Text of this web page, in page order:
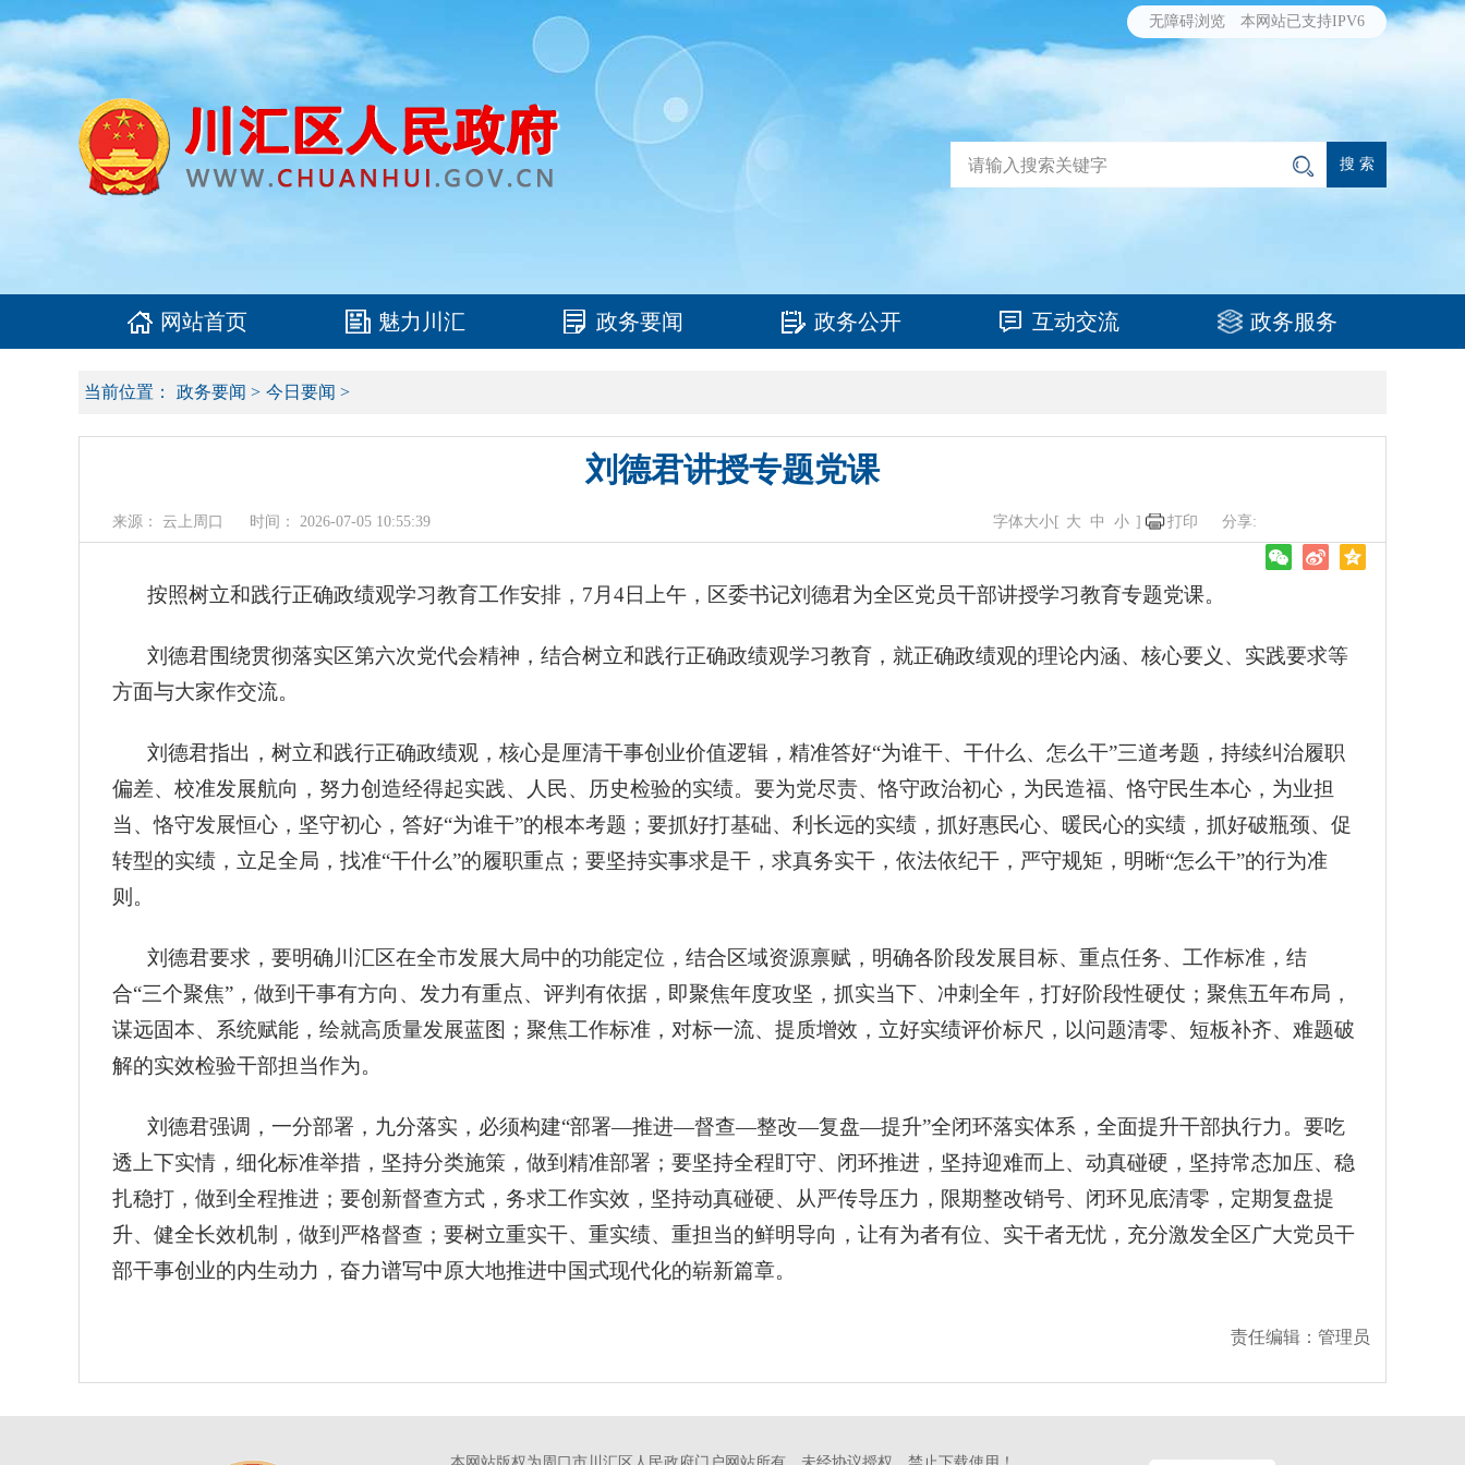
无障碍浏览 本网站已支持IPV6
网站首页 魅力川汇 政务要闻 政务公开 互动交流 政务服务
当前位置： 政务要闻 > 今日要闻 >
刘德君讲授专题党课
来源： 云上周口 时间： 2026-07-05 10:55:39 字体大小[ 大 中 小 ] 打印
按照树立和践行正确政绩观学习教育工作安排，7月4日上午，区委书记刘德君为全区党员干部讲授学习教育专题党课。
刘德君围绕贯彻落实区第六次党代会精神，结合树立和践行正确政绩观学习教育，就正确政绩观的理论内涵、核心要义、实践要求等
方面与大家作交流。
刘德君指出，树立和践行正确政绩观，核心是厘清干事创业价值逻辑，精准答好“为谁干、干什么、怎么干”三道考题，持续纠治履职
偏差、校准发展航向，努力创造经得起实践、人民、历史检验的实绩。要为党尽责、恪守政治初心，为民造福、恪守民生本心，为业担
当、恪守发展恒心，坚守初心，答好“为谁干”的根本考题；要抓好打基础、利长远的实绩，抓好惠民心、暖民心的实绩，抓好破瓶颈、促
转型的实绩，立足全局，找准“干什么”的履职重点；要坚持实事求是干，求真务实干，依法依纪干，严守规矩，明晰“怎么干”的行为准
则。
刘德君要求，要明确川汇区在全市发展大局中的功能定位，结合区域资源禀赋，明确各阶段发展目标、重点任务、工作标准，结
合“三个聚焦”，做到干事有方向、发力有重点、评判有依据，即聚焦年度攻坚，抓实当下、冲刺全年，打好阶段性硬仗；聚焦五年布局，
谋远固本、系统赋能，绘就高质量发展蓝图；聚焦工作标准，对标一流、提质增效，立好实绩评价标尺，以问题清零、短板补齐、难题破
解的实效检验干部担当作为。
刘德君强调，一分部署，九分落实，必须构建“部署—推进—督查—整改—复盘—提升”全闭环落实体系，全面提升干部执行力。要吃
透上下实情，细化标准举措，坚持分类施策，做到精准部署；要坚持全程盯守、闭环推进，坚持迎难而上、动真碰硬，坚持常态加压、稳
扎稳打，做到全程推进；要创新督查方式，务求工作实效，坚持动真碰硬、从严传导压力，限期整改销号、闭环见底清零，定期复盘提
升、健全长效机制，做到严格督查；要树立重实干、重实绩、重担当的鲜明导向，让有为者有位、实干者无忧，充分激发全区广大党员干
部干事创业的内生动力，奋力谱写中原大地推进中国式现代化的崭新篇章。
责任编辑：管理员